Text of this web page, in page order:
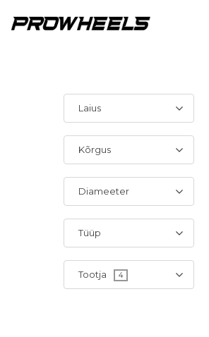
Laius
Kõrgus
Diameeter
Tüüp
Tootja 4